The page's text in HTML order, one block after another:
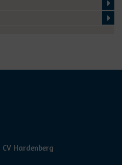
Hardenberg